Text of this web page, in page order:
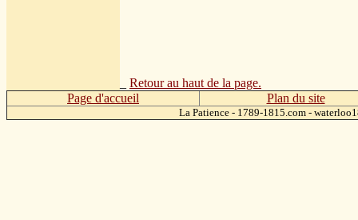
Retour au haut de la page.
Page d'accueil
Plan du site
La Patience - 1789-1815.com -